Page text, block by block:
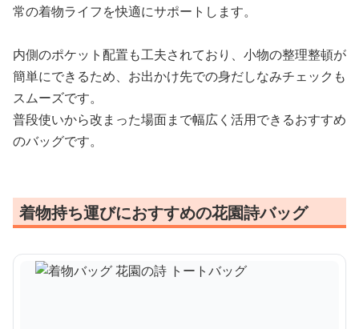
常の着物ライフを快適にサポートします。
内側のポケット配置も工夫されており、小物の整理整頓が
簡単にできるため、お出かけ先での身だしなみチェックも
スムーズです。
普段使いから改まった場面まで幅広く活用できるおすすめ
のバッグです。
着物持ち運びにおすすめの花園詩バッグ